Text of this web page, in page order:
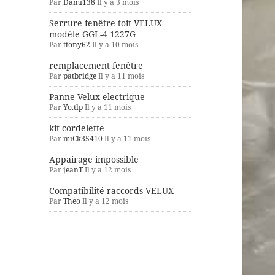
Serrure fenêtre toit VELUX
modéle GGL-4 1227G
Parttony62 Il y a 10 mois
remplacement fenêtre
ParpatbridgeIl y a 11 mois
Panne Velux electrique
ParYo.tlpIl y a 11 mois
kit cordelette
ParmiCk35410Il y a 11 mois
Appairage impossible
ParjeanTIl y a 12 mois
Compatibilité raccords VELUX
ParTheoIl y a 12 mois